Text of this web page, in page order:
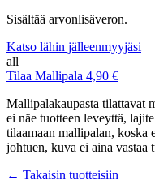
Sisältää arvonlisäveron.
Katso lähin jälleenmyyjäsi
all
Tilaa Mallipala 4,90 €
Mallipalakaupasta tilattavat
ei näe tuotteen leveyttä,
tilaamaan mallipalan, koska
johtuen, kuva ei aina vastaa
← Takaisin tuotteisiin